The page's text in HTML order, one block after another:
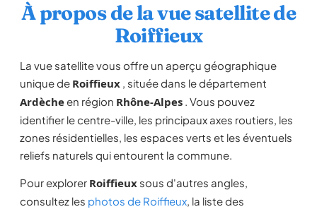
À propos de la vue satellite de
Roiffieux
La vue satellite vous offre un aperçu géographique
unique de Roiffieux , située dans le département
Ardècheen région Rhône-Alpes . Vous pouvez
identifier le centre-ville, les principaux axes routiers, les
zones résidentielles, les espaces verts et les éventuels
reliefs naturels qui entourent la commune.
Pour explorer Roiffieux sous d'autres angles,
consultez les photos de Roiffieux, la liste des